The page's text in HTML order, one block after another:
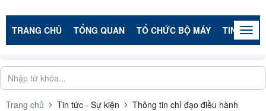
TRANG CHỦ TỔNG QUAN TỔ CHỨC BỘ MÁY TIN TỨC -
Trang chủ Tin tức - Sự kiện Thông tin chỉ đạo điều hành